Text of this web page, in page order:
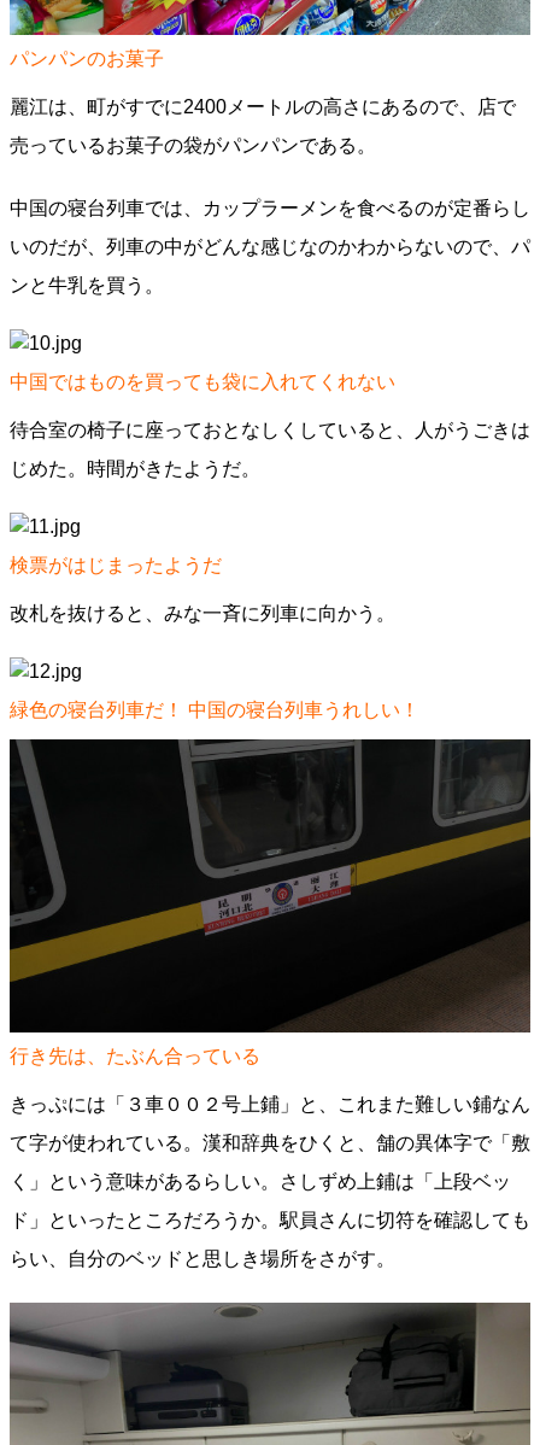
パンパンのお菓子
麗江は、町がすでに2400メートルの高さにあるので、店で
売っているお菓子の袋がパンパンである。
中国の寝台列車では、カップラーメンを食べるのが定番らし
いのだが、列車の中がどんな感じなのかわからないので、パ
ンと牛乳を買う。
中国ではものを買っても袋に入れてくれない
待合室の椅子に座っておとなしくしていると、人がうごきは
じめた。時間がきたようだ。
検票がはじまったようだ
改札を抜けると、みな一斉に列車に向かう。
緑色の寝台列車だ！ 中国の寝台列車うれしい！
行き先は、たぶん合っている
きっぷには「３車００２号上鋪」と、これまた難しい鋪なん
て字が使われている。漢和辞典をひくと、舗の異体字で「敷
く」という意味があるらしい。さしずめ上鋪は「上段ベッ
ド」といったところだろうか。駅員さんに切符を確認しても
らい、自分のベッドと思しき場所をさがす。